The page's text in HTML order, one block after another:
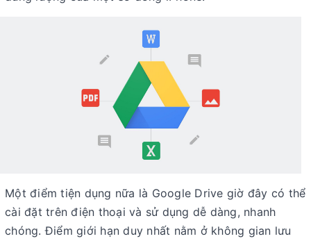
Một điểm tiện dụng nữa là Google Drive giờ đây có thể
cài đặt trên điện thoại và sử dụng dễ dàng, nhanh
chóng. Điểm giới hạn duy nhất nằm ở không gian lưu